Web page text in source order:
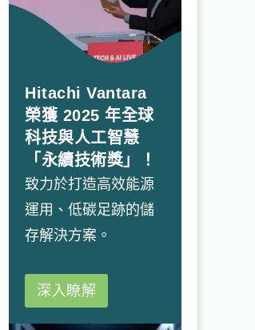
Hitachi Vantara
榮獲 2025 年全球
科技與人工智慧
「永續技術獎」！
致力於打造高效能源
運用、低碳足跡的儲
存解決方案。
深入瞭解